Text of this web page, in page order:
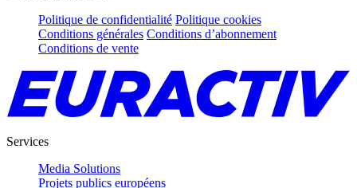
Politique de confidentialité Politique cookies
Conditions générales Conditions d’abonnement
Conditions de vente
Services
Media Solutions
Projets publics européens